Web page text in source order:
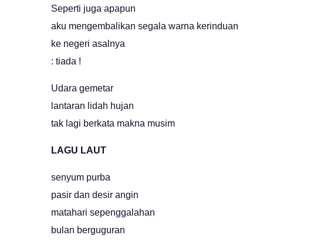
Seperti juga apapun
aku mengembalikan segala warna kerinduan
ke negeri asalnya
: tiada !
Udara gemetar
lantaran lidah hujan
tak lagi berkata makna musim
LAGU LAUT
senyum purba
pasir dan desir angin
matahari sepenggalahan
bulan berguguran